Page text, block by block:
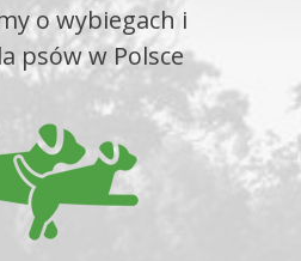
o wybiegach i
psów w Polsce